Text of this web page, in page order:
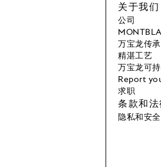
关于我们
公司
万宝龙传
精湛工艺
万宝龙可
Report
求职
条款和法
隐私和安全